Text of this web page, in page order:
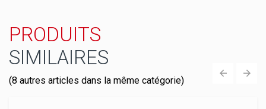
PRODUITS
SIMILAIRES
(8 autres articles dans la même catégorie)